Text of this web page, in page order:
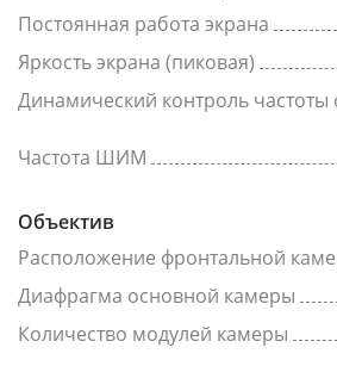
Постоянная работа экрана
Яркость экрана (пиковая)
Динамический контроль частоты
Частота ШИМ
Объектив
Расположение фронтальной
Диафрагма основной камеры
Количество модулей камеры